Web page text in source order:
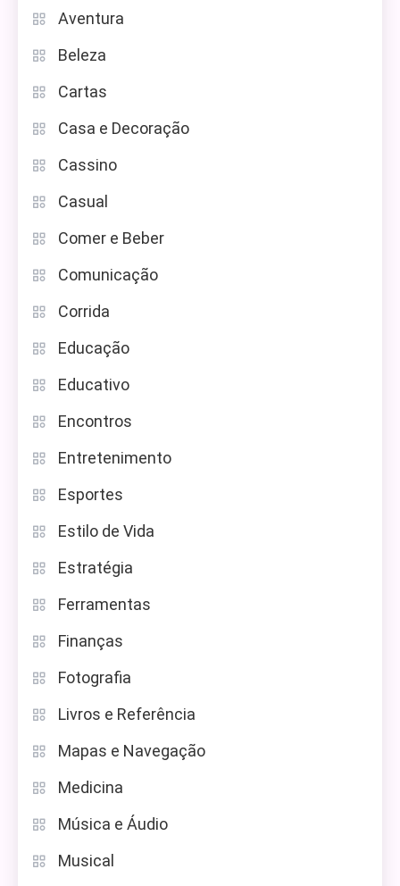
Aventura
Beleza
Cartas
Casa e Decoração
Cassino
Casual
Comer e Beber
Comunicação
Corrida
Educação
Educativo
Encontros
Entretenimento
Esportes
Estilo de Vida
Estratégia
Ferramentas
Finanças
Fotografia
Livros e Referência
Mapas e Navegação
Medicina
Música e Áudio
Musical